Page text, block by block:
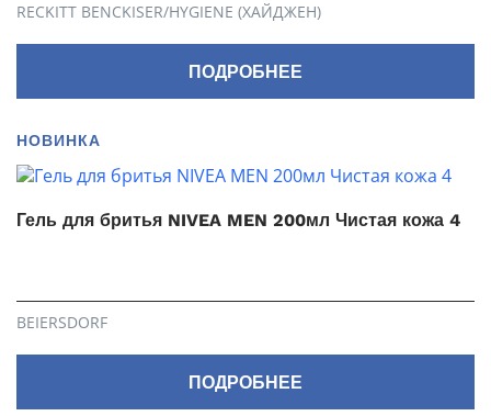
RECKITT BENCKISER/HYGIENE (ХАЙДЖЕН)
ПОДРОБНЕЕ
НОВИНКА
Гель для бритья NIVEA MEN 200мл Чистая кожа 4
BEIERSDORF
ПОДРОБНЕЕ